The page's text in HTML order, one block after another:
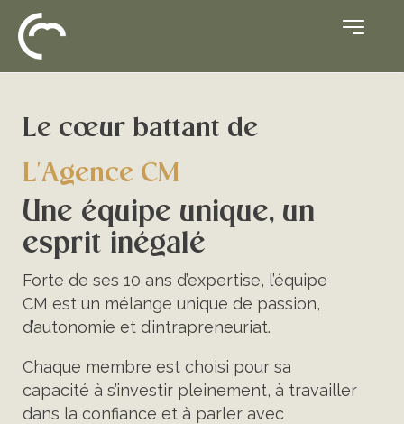
Le cœur battant de
L'Agence CM
Une équipe unique, un
esprit inégalé
Forte de ses 10 ans d’expertise, l’équipe
CM est un mélange unique de passion,
d’autonomie et d’intrapreneuriat.
Chaque membre est choisi pour sa
capacité à s’investir pleinement, à travailler
dans la confiance et à parler avec